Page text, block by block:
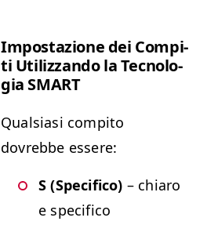
Impostazione dei Com­pi­
ti Uti­liz­zan­do la Tec­nolo­
gia SMART
Qual­si­asi com­pi­to
dovrebbe essere:
S (Speci­fi­co) – chiaro
e specifico